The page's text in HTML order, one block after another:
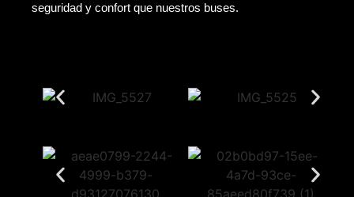
seguridad y confort que nuestros buses.